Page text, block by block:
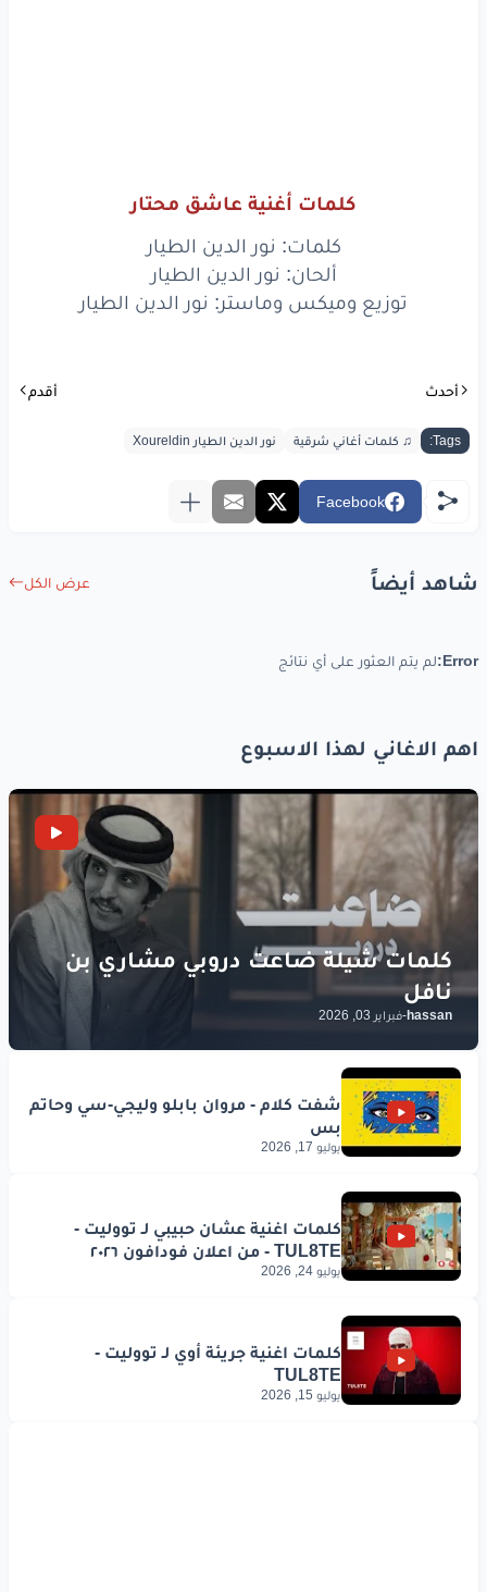
كلمات أغنية عاشق محتار
كلمات: نور الدين الطيار
ألحان: نور الدين الطيار
توزيع وميكس وماستر: نور الدين الطيار
أحدث أقدم
Tags: ♫ كلمات أغاني شرقية نور الدين الطيار Xoureldin
Facebook
شاهد أيضاً عرض الكل
Error: لم يتم العثور على أي نتائج
اهم الاغاني لهذا الاسبوع
hassan
-فبراير 03, 2026
يوليو 17, 2026
يوليو 24, 2026
يوليو 15, 2026